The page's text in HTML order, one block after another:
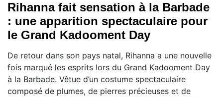
Rihanna fait sensation à la Barbade
: une apparition spectaculaire pour
le Grand Kadooment Day
De retour dans son pays natal, Rihanna a une nouvelle
fois marqué les esprits lors du Grand Kadooment Day
à la Barbade. Vêtue d’un costume spectaculaire
composé de plumes, de pierres précieuses et de